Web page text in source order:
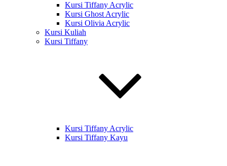
Kursi Tiffany Acrylic
Kursi Ghost Acrylic
Kursi Olivia Acrylic
Kursi Kuliah
Kursi Tiffany
Kursi Tiffany Acrylic
Kursi Tiffany Kayu